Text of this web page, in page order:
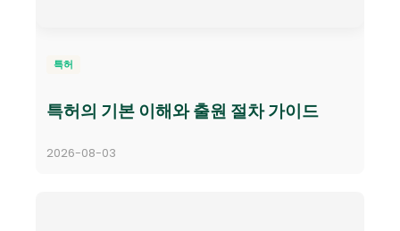
특허
특허의 기본 이해와 출원 절차 가이드
2026-08-03